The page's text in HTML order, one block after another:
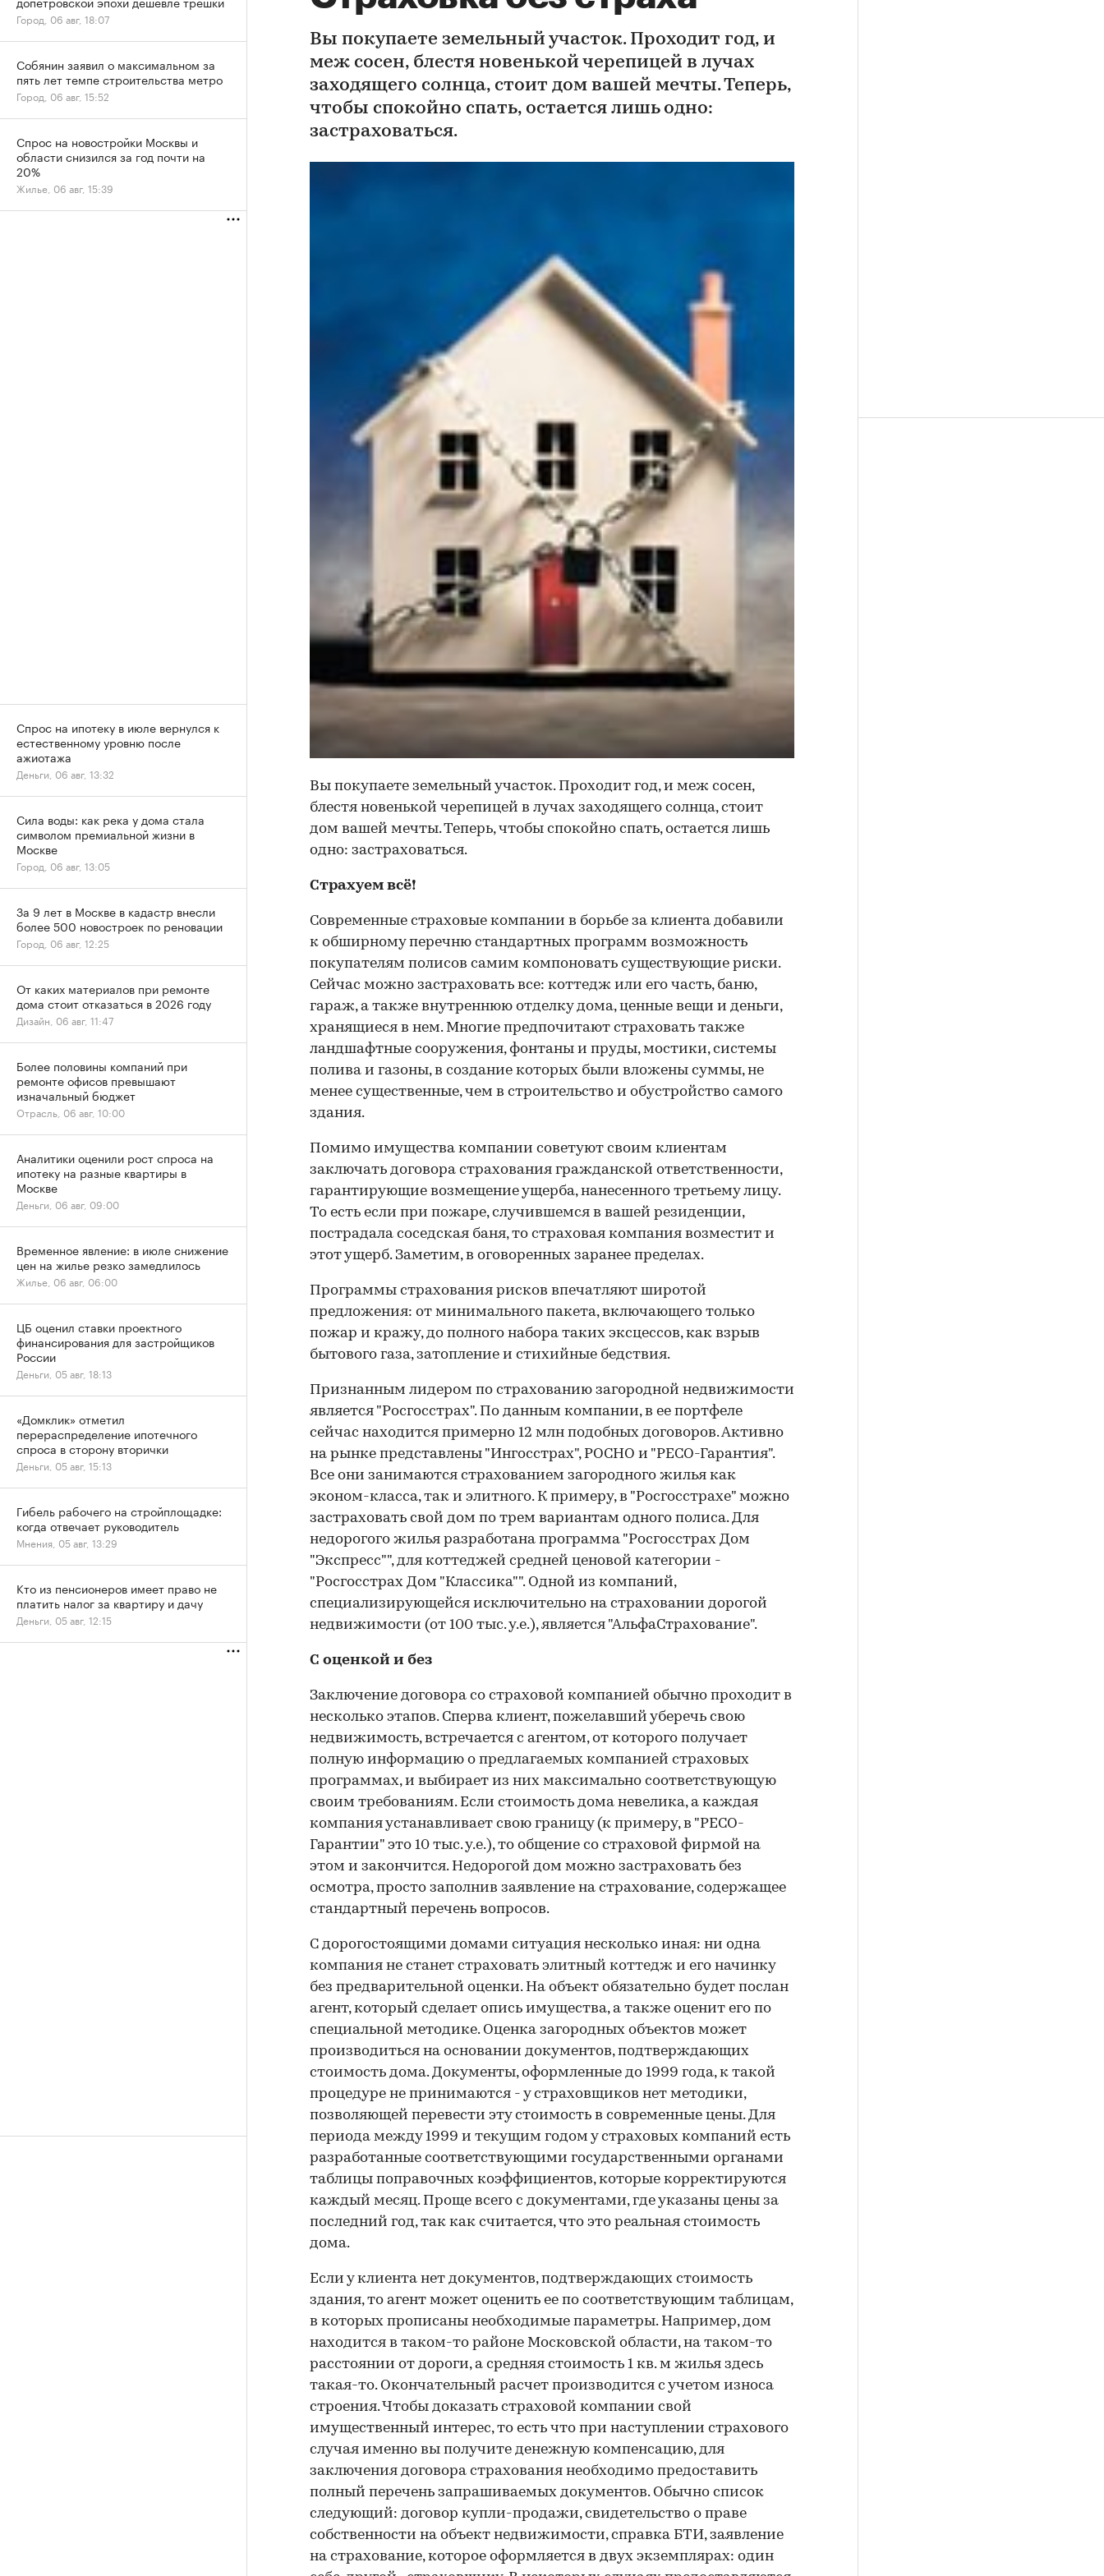
Вы покупаете земельный участок. Проходит год, и
меж сосен, блестя новенькой черепицей в лучах
заходящего солнца, стоит дом вашей мечты. Теперь,
чтобы спокойно спать, остается лишь одно:
застраховаться.
Вы покупаете земельный участок. Проходит год, и меж сосен,
блестя новенькой черепицей в лучах заходящего солнца, стоит
дом вашей мечты. Теперь, чтобы спокойно спать, остается лишь
одно: застраховаться.
Страхуем всё!
Современные страховые компании в борьбе за клиента добавили
к обширному перечню стандартных программ возможность
покупателям полисов самим компоновать существующие риски.
Сейчас можно застраховать все: коттедж или его часть, баню,
гараж, а также внутреннюю отделку дома, ценные вещи и деньги,
хранящиеся в нем. Многие предпочитают страховать также
ландшафтные сооружения, фонтаны и пруды, мостики, системы
полива и газоны, в создание которых были вложены суммы, не
менее существенные, чем в строительство и обустройство самого
здания.
Помимо имущества компании советуют своим клиентам
заключать договора страхования гражданской ответственности,
гарантирующие возмещение ущерба, нанесенного третьему лицу.
То есть если при пожаре, случившемся в вашей резиденции,
пострадала соседская баня, то страховая компания возместит и
этот ущерб. Заметим, в оговоренных заранее пределах.
Программы страхования рисков впечатляют широтой
предложения: от минимального пакета, включающего только
пожар и кражу, до полного набора таких эксцессов, как взрыв
бытового газа, затопление и стихийные бедствия.
Признанным лидером по страхованию загородной недвижимости
является "Росгосстрах". По данным компании, в ее портфеле
сейчас находится примерно 12 млн подобных договоров. Активно
на рынке представлены "Ингосстрах", РОСНО и "РЕСО-Гарантия".
Все они занимаются страхованием загородного жилья как
эконом-класса, так и элитного. К примеру, в "Росгосстрахе" можно
застраховать свой дом по трем вариантам одного полиса. Для
недорогого жилья разработана программа "Росгосстрах Дом
"Экспресс"", для коттеджей средней ценовой категории -
"Росгосстрах Дом "Классика"". Одной из компаний,
специализирующейся исключительно на страховании дорогой
недвижимости (от 100 тыс. у.е.), является "АльфаСтрахование".
С оценкой и без
Заключение договора со страховой компанией обычно проходит в
несколько этапов. Сперва клиент, пожелавший уберечь свою
недвижимость, встречается с агентом, от которого получает
полную информацию о предлагаемых компанией страховых
программах, и выбирает из них максимально соответствующую
своим требованиям. Если стоимость дома невелика, а каждая
компания устанавливает свою границу (к примеру, в "РЕСО-
Гарантии" это 10 тыс. у.е.), то общение со страховой фирмой на
этом и закончится. Недорогой дом можно застраховать без
осмотра, просто заполнив заявление на страхование, содержащее
стандартный перечень вопросов.
С дорогостоящими домами ситуация несколько иная: ни одна
компания не станет страховать элитный коттедж и его начинку
без предварительной оценки. На объект обязательно будет послан
агент, который сделает опись имущества, а также оценит его по
специальной методике. Оценка загородных объектов может
производиться на основании документов, подтверждающих
стоимость дома. Документы, оформленные до 1999 года, к такой
процедуре не принимаются - у страховщиков нет методики,
позволяющей перевести эту стоимость в современные цены. Для
периода между 1999 и текущим годом у страховых компаний есть
разработанные соответствующими государственными органами
таблицы поправочных коэффициентов, которые корректируются
каждый месяц. Проще всего с документами, где указаны цены за
последний год, так как считается, что это реальная стоимость
дома.
Если у клиента нет документов, подтверждающих стоимость
здания, то агент может оценить ее по соответствующим таблицам,
в которых прописаны необходимые параметры. Например, дом
находится в таком-то районе Московской области, на таком-то
расстоянии от дороги, а средняя стоимость 1 кв. м жилья здесь
такая-то. Окончательный расчет производится с учетом износа
строения. Чтобы доказать страховой компании свой
имущественный интерес, то есть что при наступлении страхового
случая именно вы получите денежную компенсацию, для
заключения договора страхования необходимо предоставить
полный перечень запрашиваемых документов. Обычно список
следующий: договор купли-продажи, свидетельство о праве
собственности на объект недвижимости, справка БТИ, заявление
на страхование, которое оформляется в двух экземплярах: один
Город, 06 авг, 18:07
Собянин заявил о максимальном за
пять лет темпе строительства метро
Город, 06 авг, 15:52
Спрос на новостройки Москвы и
области снизился за год почти на
20%
Жилье, 06 авг, 15:39
Спрос на ипотеку в июле вернулся к
естественному уровню после
ажиотажа
Деньги, 06 авг, 13:32
Сила воды: как река у дома стала
символом премиальной жизни в
Москве
Город, 06 авг, 13:05
За 9 лет в Москве в кадастр внесли
более 500 новостроек по реновации
Город, 06 авг, 12:25
От каких материалов при ремонте
дома стоит отказаться в 2026 году
Дизайн, 06 авг, 11:47
Более половины компаний при
ремонте офисов превышают
изначальный бюджет
Отрасль, 06 авг, 10:00
Аналитики оценили рост спроса на
ипотеку на разные квартиры в
Москве
Деньги, 06 авг, 09:00
Временное явление: в июле снижение
цен на жилье резко замедлилось
Жилье, 06 авг, 06:00
ЦБ оценил ставки проектного
финансирования для застройщиков
России
Деньги, 05 авг, 18:13
«Домклик» отметил
перераспределение ипотечного
спроса в сторону вторички
Деньги, 05 авг, 15:13
Гибель рабочего на стройплощадке:
когда отвечает руководитель
Мнения, 05 авг, 13:29
Кто из пенсионеров имеет право не
платить налог за квартиру и дачу
Деньги, 05 авг, 12:15